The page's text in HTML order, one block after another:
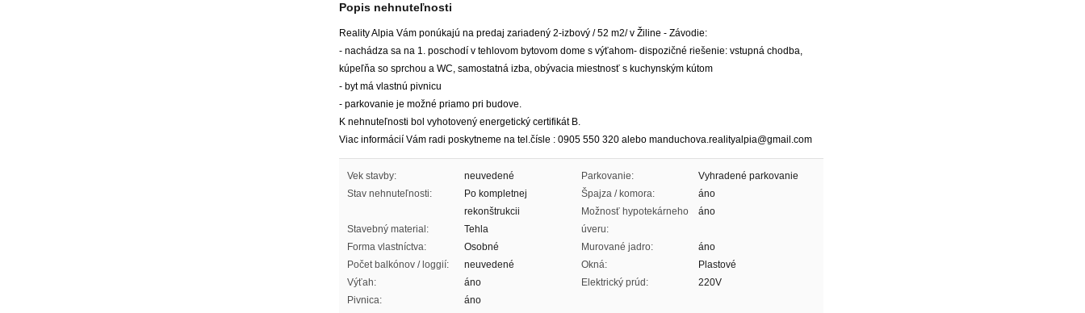
Popis nehnuteľnosti
Reality Alpia Vám ponúkajú na predaj zariadený 2-izbový / 52 m2/ v Žiline - Závodie:
- nachádza sa na 1. poschodí v tehlovom bytovom dome s výťahom- dispozičné riešenie: vstupná chodba,
kúpeľňa so sprchou a WC, samostatná izba, obývacia miestnosť s kuchynským kútom
- byt má vlastnú pivnicu
- parkovanie je možné priamo pri budove.
K nehnuteľnosti bol vyhotovený energetický certifikát B.
Viac informácií Vám radi poskytneme na tel.čísle : 0905 550 320 alebo manduchova.realityalpia@gmail.com
Vek stavby:
neuvedené
Stav nehnuteľnosti:
Po kompletnej
rekonštrukcii
Stavebný material:
Tehla
Forma vlastníctva:
Osobné
Počet balkónov / loggií:
neuvedené
Výťah:
áno
Pivnica:
áno
Parkovanie:
Vyhradené parkovanie
Špajza / komora:
áno
Možnosť hypotekárneho
úveru:
áno
Murované jadro:
áno
Okná:
Plastové
Elektrický prúd:
220V